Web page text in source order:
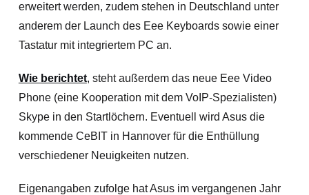
erweitert werden, zudem stehen in Deutschland unter
anderem der Launch des Eee Keyboards sowie einer
Tastatur mit integriertem PC an.
Wie berichtet, steht außerdem das neue Eee Video
Phone (eine Kooperation mit dem VoIP-Spezialisten)
Skype in den Startlöchern. Eventuell wird Asus die
kommende CeBIT in Hannover für die Enthüllung
verschiedener Neuigkeiten nutzen.
Eigenangaben zufolge hat Asus im vergangenen Jahr